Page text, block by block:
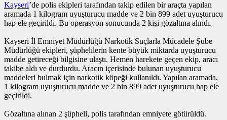
Kayseri’de polis ekipleri tarafından takip edilen bir araçta yapılan
aramada 1 kilogram uyuşturucu madde ve 2 bin 899 adet uyuşturucu
hap ele geçirildi. Bu operasyon sonucunda 2 kişi gözaltına alındı.
Kayseri İl Emniyet Müdürlüğü Narkotik Suçlarla Mücadele Şube
Müdürlüğü ekipleri, şüphelilerin kente büyük miktarda uyuşturucu
madde getireceği bilgisine ulaştı. Hemen harekete geçen ekip, aracı
takibe aldı ve durdurdu. Aracın içerisinde bulunan uyuşturucu
maddeleri bulmak için narkotik köpeği kullanıldı. Yapılan aramada,
1 kilogram uyuşturucu madde ve 2 bin 899 adet uyuşturucu hap ele
geçirildi.
Gözaltına alınan 2 şüpheli, polis tarafından emniyete götürüldü.